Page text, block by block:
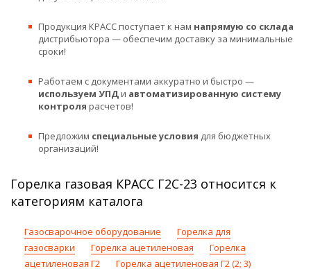
Продукция КРАСС поступает к нам напрямую со склада
дистрибьютора — обеспечим доставку за минимальные
сроки!
Работаем с документами аккуратно и быстро —
используем УПДи автоматизированную систему
контроля расчетов!
Предложим специальные условия для бюджетных
организаций!
Горелка газовая КРАСС Г2С-23 относится к
категориям каталога
Газосварочное оборудование
Горелка для
газосварки
Горелка ацетиленовая
Горелка
ацетиленовая Г2
Горелка ацетиленовая Г2 (2; 3)